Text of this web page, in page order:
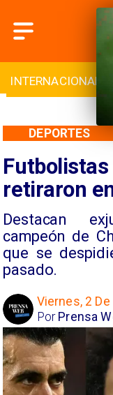
INTERNACIONAL
retiraron
Destacan
campeón de
que se
pasado.
DEPORTES
Viernes, 2
Prensa
Por